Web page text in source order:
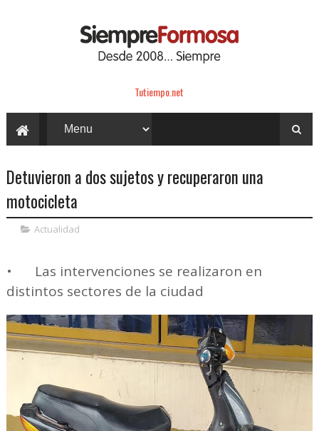
Tutiempo.net
Detuvieron a dos sujetos y recuperaron una
motocicleta
Actualidad
•
Las intervenciones se realizaron en
distintos sectores de la ciudad